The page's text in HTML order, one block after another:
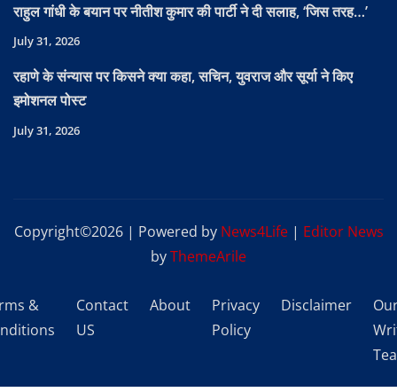
राहुल गांधी के बयान पर नीतीश कुमार की पार्टी ने दी सलाह, ‘जिस तरह…’
July 31, 2026
रहाणे के संन्यास पर किसने क्या कहा, सचिन, युवराज और सूर्या ने किए
इमोशनल पोस्ट
July 31, 2026
Copyright©2026 | Powered by News4Life | Editor News
byThemeArile
&
Contact
US
About
Privacy
Policy
Disclaimer